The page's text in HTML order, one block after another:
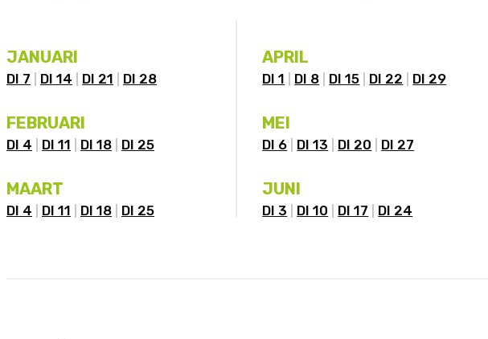
JANUARI
DI 7 DI 14 DI 21 DI 28
FEBRUARI
DI 4 DI 11 DI 18 DI 25
MAART
DI 4 DI 11 DI 18 DI 25
APRIL
DI 1 DI 8 DI 15 DI 22 DI 29
MEI
DI 6 DI 13 DI 20 DI 27
JUNI
DI 3 DI 10 DI 17 DI 24